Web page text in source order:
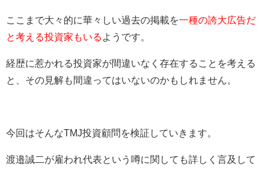
ここまで大々的に華々しい過去の掲載を一種の誇大広告だ
と考える投資家もいる ようです。
経歴に惹かれる投資家が間違いなく存在することを考える
と、その見解も間違ってはいないのかもしれません。
今回はそんなTMJ投資顧問を検証していきます。
渡邉誠二が雇われ代表という噂に関しても詳しく言及して